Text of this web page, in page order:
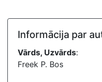
Informācija par
Vārds, Uzvārds:
Freek P. Bos